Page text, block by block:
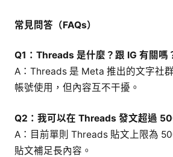
常見問答（FAQs）
Q1：Threads 是什麼？跟 IG 有關嗎
A：Threads 是 Meta 推出的文字社
帳號使用，但內容互不干擾。
Q2：我可以在 Threads 發文超過
A：目前單則 Threads 貼文上限為
貼文補足長內容。